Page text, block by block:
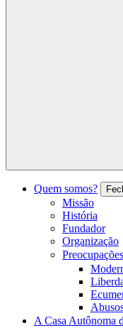
Quem somos?
Missão
História
Fundador
Organização
A Casa Autônoma